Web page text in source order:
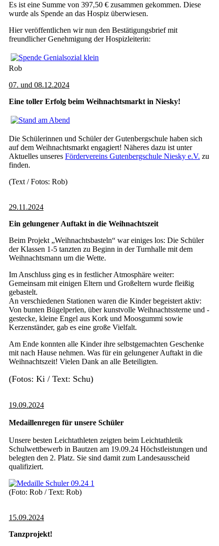
Es ist eine Summe von 397,50 € zusammen gekommen. Diese
wurde als Spende an das Hospiz überwiesen.
Hier veröffentlichen wir nun den Bestätigungsbrief mit
freundlicher Genehmigung der Hospizleiterin:
Rob
07. und 08.12.2024
Eine toller Erfolg beim Weihnachtsmarkt in Niesky!
Die Schülerinnen und Schüler der Gutenbergschule haben sich
auf dem Weihnachtsmarkt engagiert! Näheres dazu ist unter
Aktuelles unseres Fördervereins Gutenbergschule Niesky e.V. zu
finden.
(Text / Fotos: Rob)
29.11.2024
Ein gelungener Auftakt in die Weihnachtszeit
Beim Projekt „Weihnachtsbasteln“ war einiges los: Die Schüler
der Klassen 1-5 tanzten zu Beginn in der Turnhalle mit dem
Weihnachtsmann um die Wette.
Im Anschluss ging es in festlicher Atmosphäre weiter:
Gemeinsam mit einigen Eltern und Großeltern wurde fleißig
gebastelt.
An verschiedenen Stationen waren die Kinder begeistert aktiv:
Von bunten Bügelperlen, über kunstvolle Weihnachtssterne und -
gestecke, kleine Engel aus Kork und Moosgummi sowie
Kerzenständer, gab es eine große Vielfalt.
Am Ende konnten alle Kinder ihre selbstgemachten Geschenke
mit nach Hause nehmen. Was für ein gelungener Auftakt in die
Weihnachtszeit! Vielen Dank an alle Beteiligten.
(Fotos: Ki / Text: Schu)
19.09.2024
Medaillenregen für unsere Schüler
Unsere besten Leichtathleten zeigten beim Leichtathletik
Schulwettbewerb in Bautzen am 19.09.24 Höchstleistungen und
belegten den 2. Platz. Sie sind damit zum Landesausscheid
qualifiziert.
(Foto: Rob / Text: Rob)
15.09.2024
Tanzprojekt!